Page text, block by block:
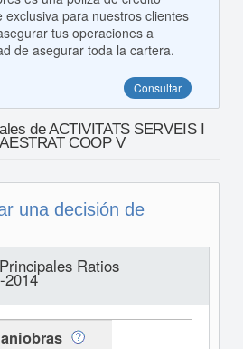
exclusiva para nuestros clientes
tus operaciones a
de asegurar toda la cartera.
Consultar
de ACTIVITATS SERVEIS I
COOP V
una decisión de
Ratios
2014